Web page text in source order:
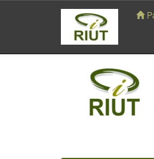
navigation